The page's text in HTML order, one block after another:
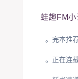
蛙趣FM小
。完本推
。正在连